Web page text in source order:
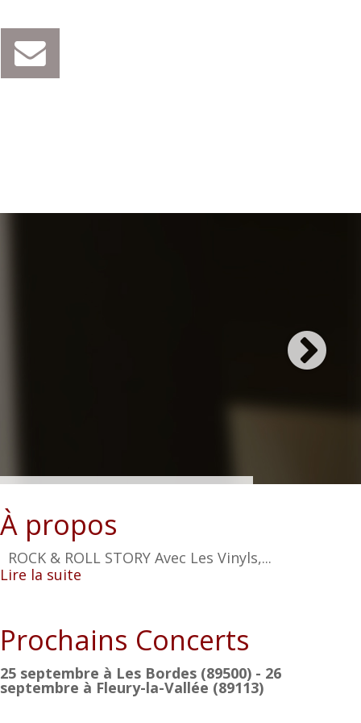
À propos
ROCK & ROLL STORY Avec Les Vinyls,...
Lire la suite
Prochains Concerts
25 septembre à Les Bordes (89500) - 26
septembre à Fleury-la-Vallée (89113)